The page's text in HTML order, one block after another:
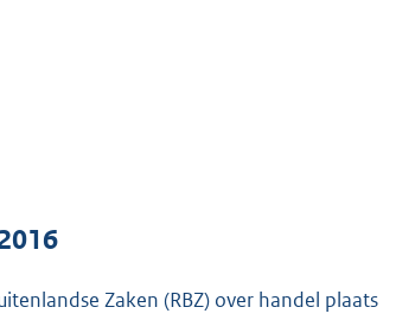
Zaken (RBZ) over handel plaats